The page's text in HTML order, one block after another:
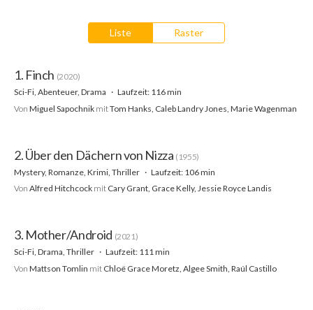
Liste Raster
1. Finch (2020)
Sci-Fi, Abenteuer, Drama
Laufzeit: 116 min
Von Miguel Sapochnik mitTom Hanks, Caleb Landry Jones, Marie Wagenman
2. Über den Dächern von Nizza (1955)
Mystery, Romanze, Krimi, Thriller
Laufzeit: 106 min
Von Alfred Hitchcock mit Cary Grant, Grace Kelly, Jessie Royce Landis
3. Mother/Android (2021)
Sci-Fi, Drama, Thriller
Laufzeit: 111 min
Von Mattson Tomlin mit Chloë Grace Moretz, Algee Smith, Raúl Castillo